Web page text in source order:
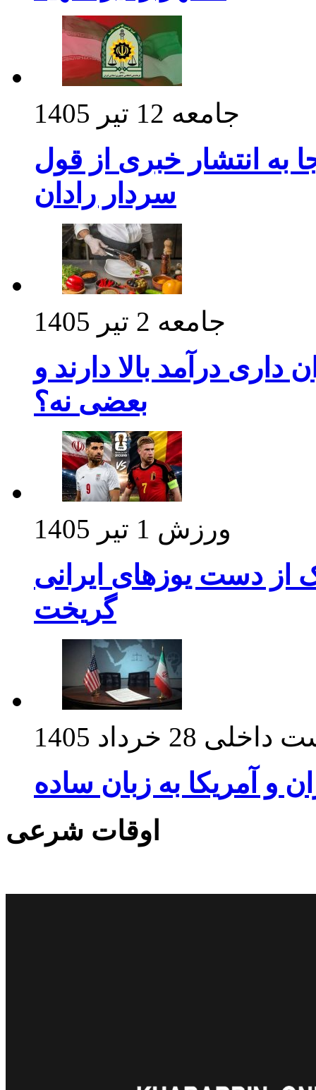
جامعه 12 تیر 1405
به انتشار خبری از قول
سردار رادان
جامعه 2 تیر 1405
درآمد بالا دارند و
بعضی نه؟
ورزش 1 تیر 1405
از دست یوزهای ایرانی
گریخت
داخلی 28 خرداد 1405
و آمریکا به زبان ساده
اوقات شرعی